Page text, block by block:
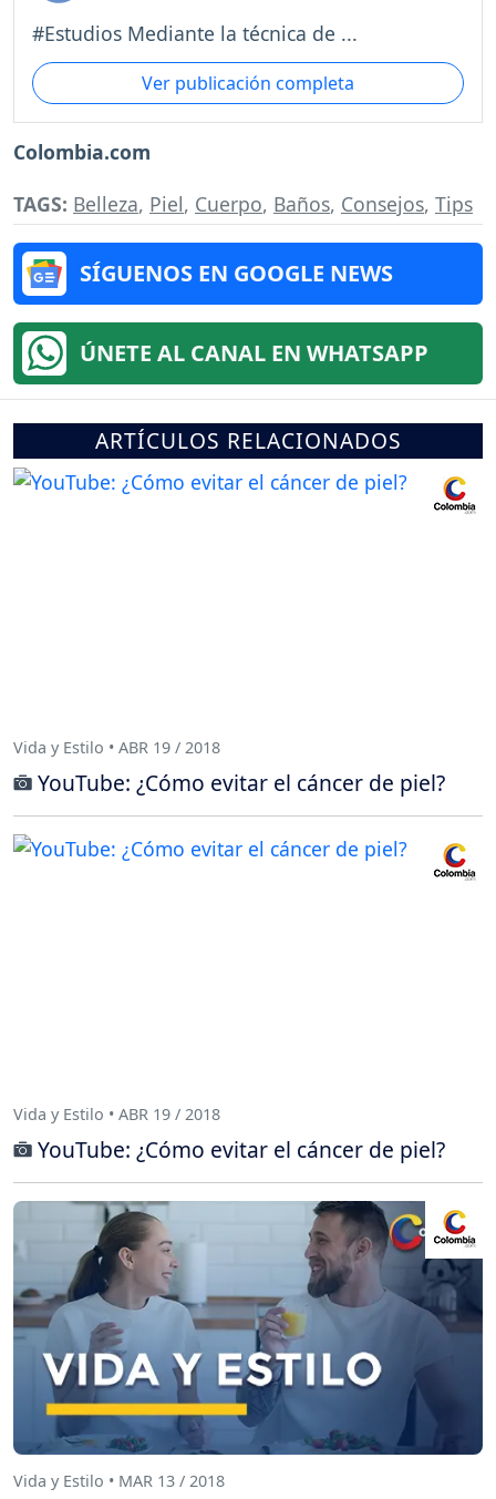
#Estudios Mediante la técnica de ...
Ver publicación completa
Colombia.com
TAGS: Belleza, Piel, Cuerpo, Baños, Consejos, Tips
SÍGUENOS EN GOOGLE NEWS
ÚNETE AL CANAL EN WHATSAPP
ARTÍCULOS RELACIONADOS
Vida y Estilo • ABR 19 / 2018
YouTube: ¿Cómo evitar el cáncer de piel?
Vida y Estilo • ABR 19 / 2018
YouTube: ¿Cómo evitar el cáncer de piel?
Vida y Estilo • MAR 13 / 2018